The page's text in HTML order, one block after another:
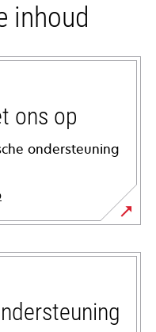
inhoud
ons op
ondersteuning